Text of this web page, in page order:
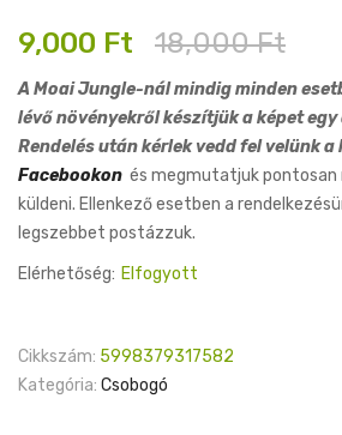
18,000Ft
Original
was:
18,000 Ft.
9,000 Ft
Current
is:
9,000 Ft.
A Moai Jungle-nál mindig minden
lévő növényekről készítjük a képet
Rendelés után kérlek vedd fel velünk
Facebookon és megmutatjuk pontosan
küldeni. Ellenkező esetben a
legszebbet postázzuk.
Elérhetőség: Elfogyott
Cikkszám: 5998379317582
Kategória: Csobogó